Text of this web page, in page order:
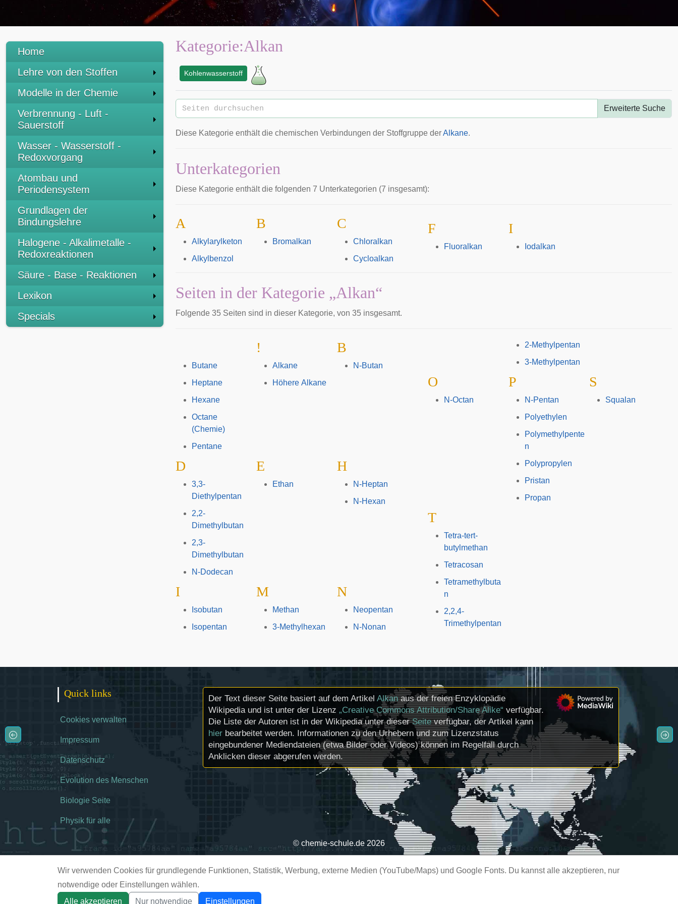
Wir verwenden Cookies für grundlegende Funktionen, Statistik, Werbung, externe Medien (YouTube/Maps) und Google Fonts. Du kannst alle akzeptieren, nur
notwendige oder Einstellungen wählen.
Alle akzeptieren
Nur notwendige Einstellungen
Home
Lehre von den Stoffen
Modelle in der Chemie
Verbrennung - Luft -
Sauerstoff
Wasser - Wasserstoff -
Redoxvorgang
Atombau und
Periodensystem
Grundlagen der
Bindungslehre
Halogene - Alkalimetalle -
Redoxreaktionen
Säure - Base - Reaktionen
Lexikon
Specials
Kategorie:Alkan
Kohlenwasserstoff
Erweiterte Suche
Diese Kategorie enthält die chemischen Verbindungen der Stoffgruppe derAlkane.
Unterkategorien
Diese Kategorie enthält die folgenden 7 Unterkategorien (7 insgesamt):
A
Alkylarylketon
Alkylbenzol
B
Bromalkan
C
Chloralkan
Cycloalkan
F
Fluoralkan
I
Iodalkan
Seiten in der Kategorie „Alkan“
Folgende 35 Seiten sind in dieser Kategorie, von 35 insgesamt.
Butane
Heptane
Hexane
Octane
(Chemie)
Pentane
!
Alkane
Höhere Alkane
B
N-Butan
D
3,3-
Diethylpentan
2,2-
Dimethylbutan
2,3-
Dimethylbutan
N-Dodecan
E
Ethan
H
N-Heptan
N-Hexan
I
Isobutan
Isopentan
M
Methan
3-Methylhexan
2-Methylpentan
3-Methylpentan
N
Neopentan
N-Nonan
O
N-Octan
P
N-Pentan
Polyethylen
Polymethylpente
n
Polypropylen
Pristan
Propan
S
Squalan
T
Tetra-tert-
butylmethan
Tetracosan
Tetramethylbuta
n
2,2,4-
Trimethylpentan
Quick links
Cookies verwalten
Impressum
Datenschutz
Evolution des Menschen
Biologie Seite
Physik für alle
Der Text dieser Seite basiert auf dem Artikel Alkanaus der freien Enzyklopädie
Wikipedia und ist unter der Lizenz „Creative Commons Attribution/Share Alike“ verfügbar.
Die Liste der Autoren ist in der Wikipedia unter dieserSeiteverfügbar, der Artikel kann
hier bearbeitet werden. Informationen zu den Urhebern und zum Lizenzstatus
eingebundener Mediendateien (etwa Bilder oder Videos) können im Regelfall durch
Anklicken dieser abgerufen werden.
© chemie-schule.de 2026